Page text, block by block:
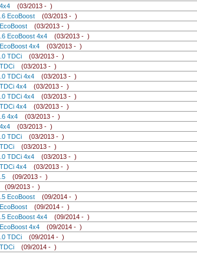
4x4 (03/2013 - )
EcoBoost (03/2013 - )
EcoBoost (03/2013 - )
EcoBoost 4x4 (03/2013 - )
EcoBoost 4x4 (03/2013 - )
TDCi (03/2013 - )
TDCi (03/2013 - )
TDCi 4x4 (03/2013 - )
TDCi 4x4 (03/2013 - )
TDCi 4x4 (03/2013 - )
TDCi 4x4 (03/2013 - )
4x4 (03/2013 - )
4x4 (03/2013 - )
TDCi (03/2013 - )
TDCi (03/2013 - )
TDCi 4x4 (03/2013 - )
TDCi 4x4 (03/2013 - )
(09/2013 - )
(09/2013 - )
EcoBoost (09/2014 - )
EcoBoost (09/2014 - )
EcoBoost 4x4 (09/2014 - )
EcoBoost 4x4 (09/2014 - )
TDCi (09/2014 - )
TDCi (09/2014 - )